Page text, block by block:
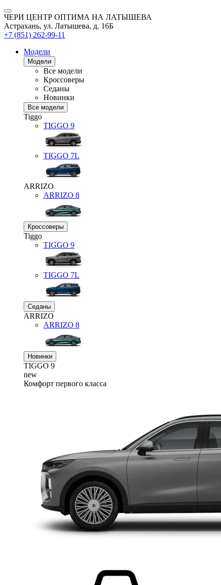
ЧЕРИ ЦЕНТР ОПТИМА НА ЛАТЫШЕВА
Астрахань, ул. Латышева, д. 16Б
+7 (851) 262-99-11
Модели
Модели
Все модели
Кроссоверы
Седаны
Новинки
Все модели
Tiggo
TIGGO 9
TIGGO 7L
ARRIZO
ARRIZO 8
Кроссоверы
Tiggo
TIGGO 9
TIGGO 7L
Седаны
ARRIZO
ARRIZO 8
Новинки
TIGGO 9
new
Комфорт первого класса